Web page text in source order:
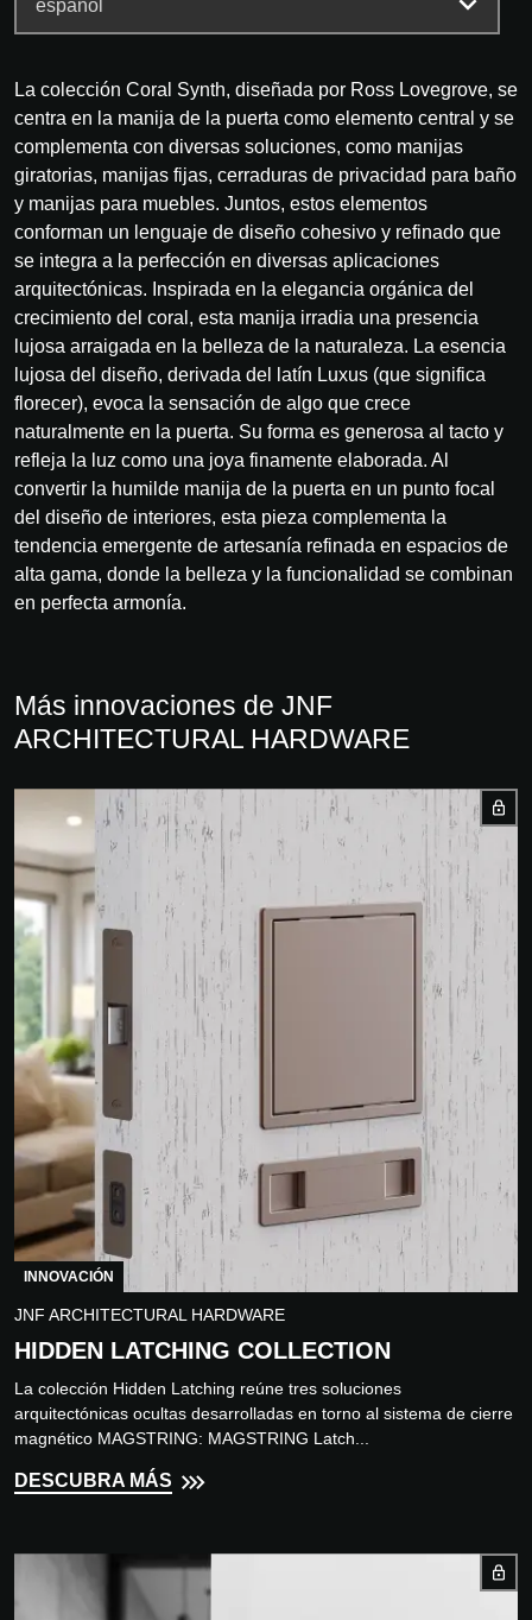
La colección Coral Synth, diseñada por Ross Lovegrove, se
centra en la manija de la puerta como elemento central y se
complementa con diversas soluciones, como manijas
giratorias, manijas fijas, cerraduras de privacidad para baño
y manijas para muebles. Juntos, estos elementos
conforman un lenguaje de diseño cohesivo y refinado que
se integra a la perfección en diversas aplicaciones
arquitectónicas. Inspirada en la elegancia orgánica del
crecimiento del coral, esta manija irradia una presencia
lujosa arraigada en la belleza de la naturaleza. La esencia
lujosa del diseño, derivada del latín Luxus (que significa
florecer), evoca la sensación de algo que crece
naturalmente en la puerta. Su forma es generosa al tacto y
refleja la luz como una joya finamente elaborada. Al
convertir la humilde manija de la puerta en un punto focal
del diseño de interiores, esta pieza complementa la
tendencia emergente de artesanía refinada en espacios de
alta gama, donde la belleza y la funcionalidad se combinan
en perfecta armonía.
Más innovaciones de JNF
ARCHITECTURAL HARDWARE
INNOVACIÓN
JNF ARCHITECTURAL HARDWARE
HIDDEN LATCHING COLLECTION
La colección Hidden Latching reúne tres soluciones
arquitectónicas ocultas desarrolladas en torno al sistema de cierre
magnético MAGSTRING: MAGSTRING Latch...
DESCUBRA MÁS